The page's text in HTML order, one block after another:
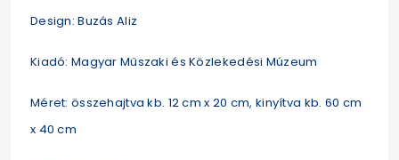
Design: Buzás Aliz
Kiadó: Magyar Műszaki és Közlekedési Múzeum
Méret: összehajtva kb. 12 cm x 20 cm, kinyítva kb. 60 cm
x 40 cm